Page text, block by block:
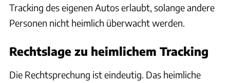
Tracking des eigenen Autos erlaubt, solange andere
Personen nicht heimlich überwacht werden.
Rechtslage zu heimlichem Tracking
Die Rechtsprechung ist eindeutig. Das heimliche